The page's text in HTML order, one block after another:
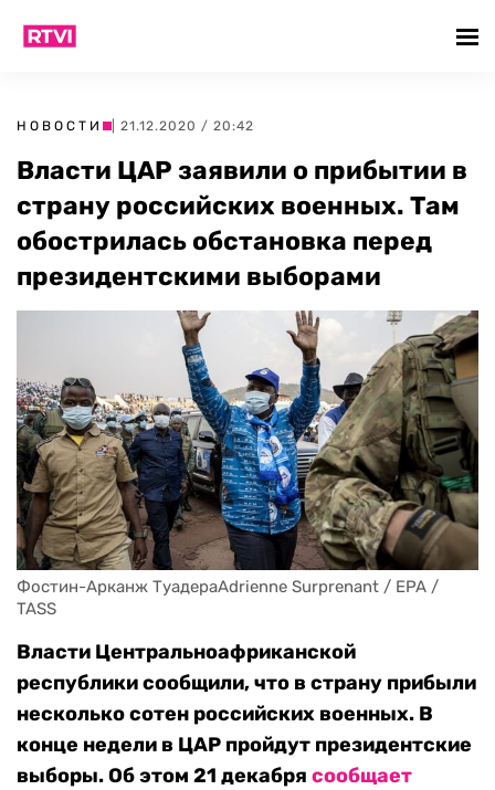
НОВОСТИ | 21.12.2020 / 20:42
Власти ЦАР заявили о прибытии в
страну российских военных. Там
обострилась обстановка перед
президентскими выборами
Фостин-Арканж ТуадераAdrienne Surprenant / EPA /
TASS
Власти Центральноафриканской
республики сообщили, что в страну прибыли
несколько сотен российских военных. В
конце недели в ЦАР пройдут президентские
выборы. Об этом 21 декабря сообщает